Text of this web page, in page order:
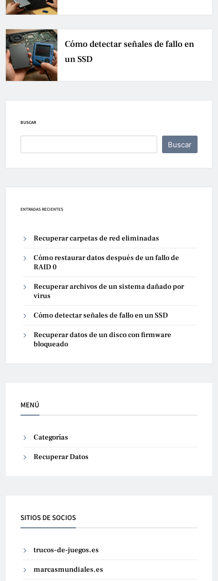
Cómo detectar señales de fallo en
un SSD
BUSCAR
Buscar
ENTRADAS RECIENTES
Recuperar carpetas de red eliminadas
Cómo restaurar datos después de un fallo de
RAID 0
Recuperar archivos de un sistema dañado por
virus
Cómo detectar señales de fallo en un SSD
Recuperar datos de un disco con firmware
bloqueado
MENÚ
Categorías
Recuperar Datos
SITIOS DE SOCIOS
trucos-de-juegos.es
marcasmundiales.es